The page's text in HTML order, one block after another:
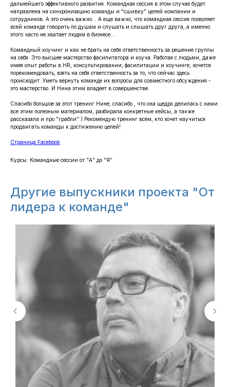
дальнейшего эффективного развития. Командная сессия в этом случае будет
направлена на синхронизацию команды и "сшивку" целей компании и
сотрудников. А это очень важно... А еще важно, что командная сессия позволяет
всей команде говорить по душам и слушать и слышать друг друга, а именно
этого часто не хватает людям в бизнесе....
Командный коучинг и как не брать на себя ответственность за решение группы
на себя. Это высшее мастерство фасилитатора и коуча. Работая с людьми, даже
имея опыт работы в HR, консультировании, фасилитации и коучинге, хочется
порекомендовать, взять на себя ответственность за то, что сейчас здесь
происходит. Уметь вернуть команде их вопросы для совместного обсуждения -
это мастерство. И Нина этим владеет в совершенстве.
Спасибо большое за этот тренинг Нине, спасибо , что она щедро делилась с нами
все этим полезным материалом, разбирала конкретные кейсы, а также
рассказала и про "грабли":) Рекомендую тренинг всем, кто хочет научиться
продвигать команды к достижению целей!
Страница Facebook
Курсы: ​Командные сессии от "А" до "Я"
Другие выпускники проекта "От
лидера к команде"